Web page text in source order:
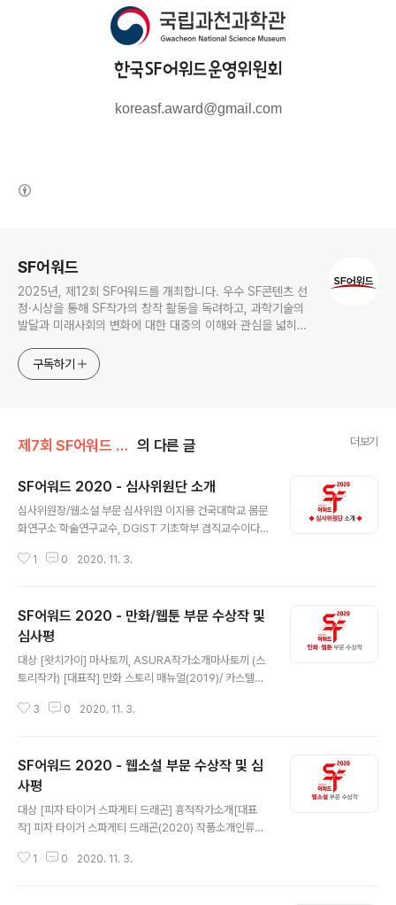
koreasf.award@gmail.com
SF어워드
2025년, 제12회 SF어워드를 개최합니다. 우수 SF콘텐츠 선
정·시상을 통해 SF작가의 창작 활동을 독려하고, 과학기술의
발달과 미래사회의 변화에 대한 대중의 이해와 관심을 넓히기
로 12회를 맞이하였습니다.
구독하기
제7회 SF어워드 (2020) 의 다른 글 더보기
SF어워드 2020 - 심사위원단 소개
심사위원장/웹소설 부문 심사위원 이지용 건국대학교 몸문
화연구소 학술연구교수, DGIST 기초학부 겸직교수이다.
와 비평 활동을 하고 있고, 대학에서 SF와 장르문학, 콘텐
체 인문학협동조합 조합원. 저서로 , , , 등이 있다. 2017년,
2018년 SF어워드 중·단편소설 부문 심사위원, 2019년 S
F어워드 웹소설 부문 심사위원, 제4회 한국과학문학상 심
사위원을 역임했다. 장편소설 부문 심사위원장 이유미 스
스로를 이과생이라고 믿으며 어린 시절을 보냈다. ‘나는 아
직 개화하지 않은 이과 체질이다’는 자기최면의 힘으로 카
1 0 2020. 11. 3.
SF어워드 2020 - 만화/웹툰 부문 수상작 및
심사평
대상 [왓치가이] 마사토끼, ASURA작가소개마사토끼 (스
토리작가) [대표작] 만화 스토리 매뉴얼(2019)/ 카스텔라
회 독자만화대상 단편상/ 2008년 제7회독자만화대상 온
감지할 수 있는 소년 성운협은 시간을 멈출 수 있는 소녀 정
은하와의 만남으로 인해 시간능력의 본질과 그 능력의 소
유자들의 존재에 대해 파고들게 된다. 그러던 중 시간능력
이 십수년 전에 일어난 어떤 사건과 깊숙이 연결되어 있다
는 사실을 알게 되는데... 우수상 [3cm 헌터] 돌연변이 (원
작 제이로빈)작가소개[대표작] 3cm헌터(2020) 작품소
3 0 2020. 11. 3.
SF어워드 2020 - 웹소설 부문 수상작 및 심
사평
대상 [피자 타이거 스파게티 드래곤] 흉적작가소개[대표
작] 피자 타이거 스파게티 드래곤(2020) 작품소개인류는
다. 주인공 빈우는 자신을 클론으로 알고 있으며 동료 클론
1 0 2020. 11. 3.